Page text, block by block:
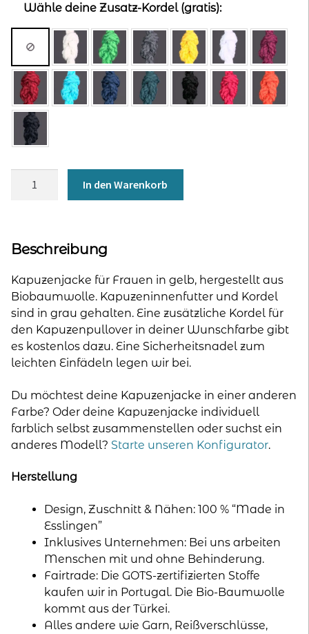
Wähle deine Zusatz-Kordel (gratis):
gelb
In den Warenkorb
Beschreibung
Kapuzenjacke für Frauen in gelb, hergestellt aus
Biobaumwolle. Kapuzeninnenfutter und Kordel
sind in grau gehalten. Eine zusätzliche Kordel für
den Kapuzenpullover in deiner Wunschfarbe gibt
es kostenlos dazu. Eine Sicherheitsnadel zum
leichten Einfädeln legen wir bei.
Du möchtest deine Kapuzenjacke in einer anderen
Farbe? Oder deine Kapuzenjacke individuell
farblich selbst zusammenstellen oder suchst ein
anderes Modell? Starte unseren Konfigurator.
Herstellung
Design, Zuschnitt & Nähen: 100 % “Made in
Esslingen”
Inklusives Unternehmen: Bei uns arbeiten
Menschen mit und ohne Behinderung.
Fairtrade: Die GOTS-zertifizierten Stoffe
kaufen wir in Portugal. Die Bio-Baumwolle
kommt aus der Türkei.
Alles andere wie Garn, Reißverschlüsse,